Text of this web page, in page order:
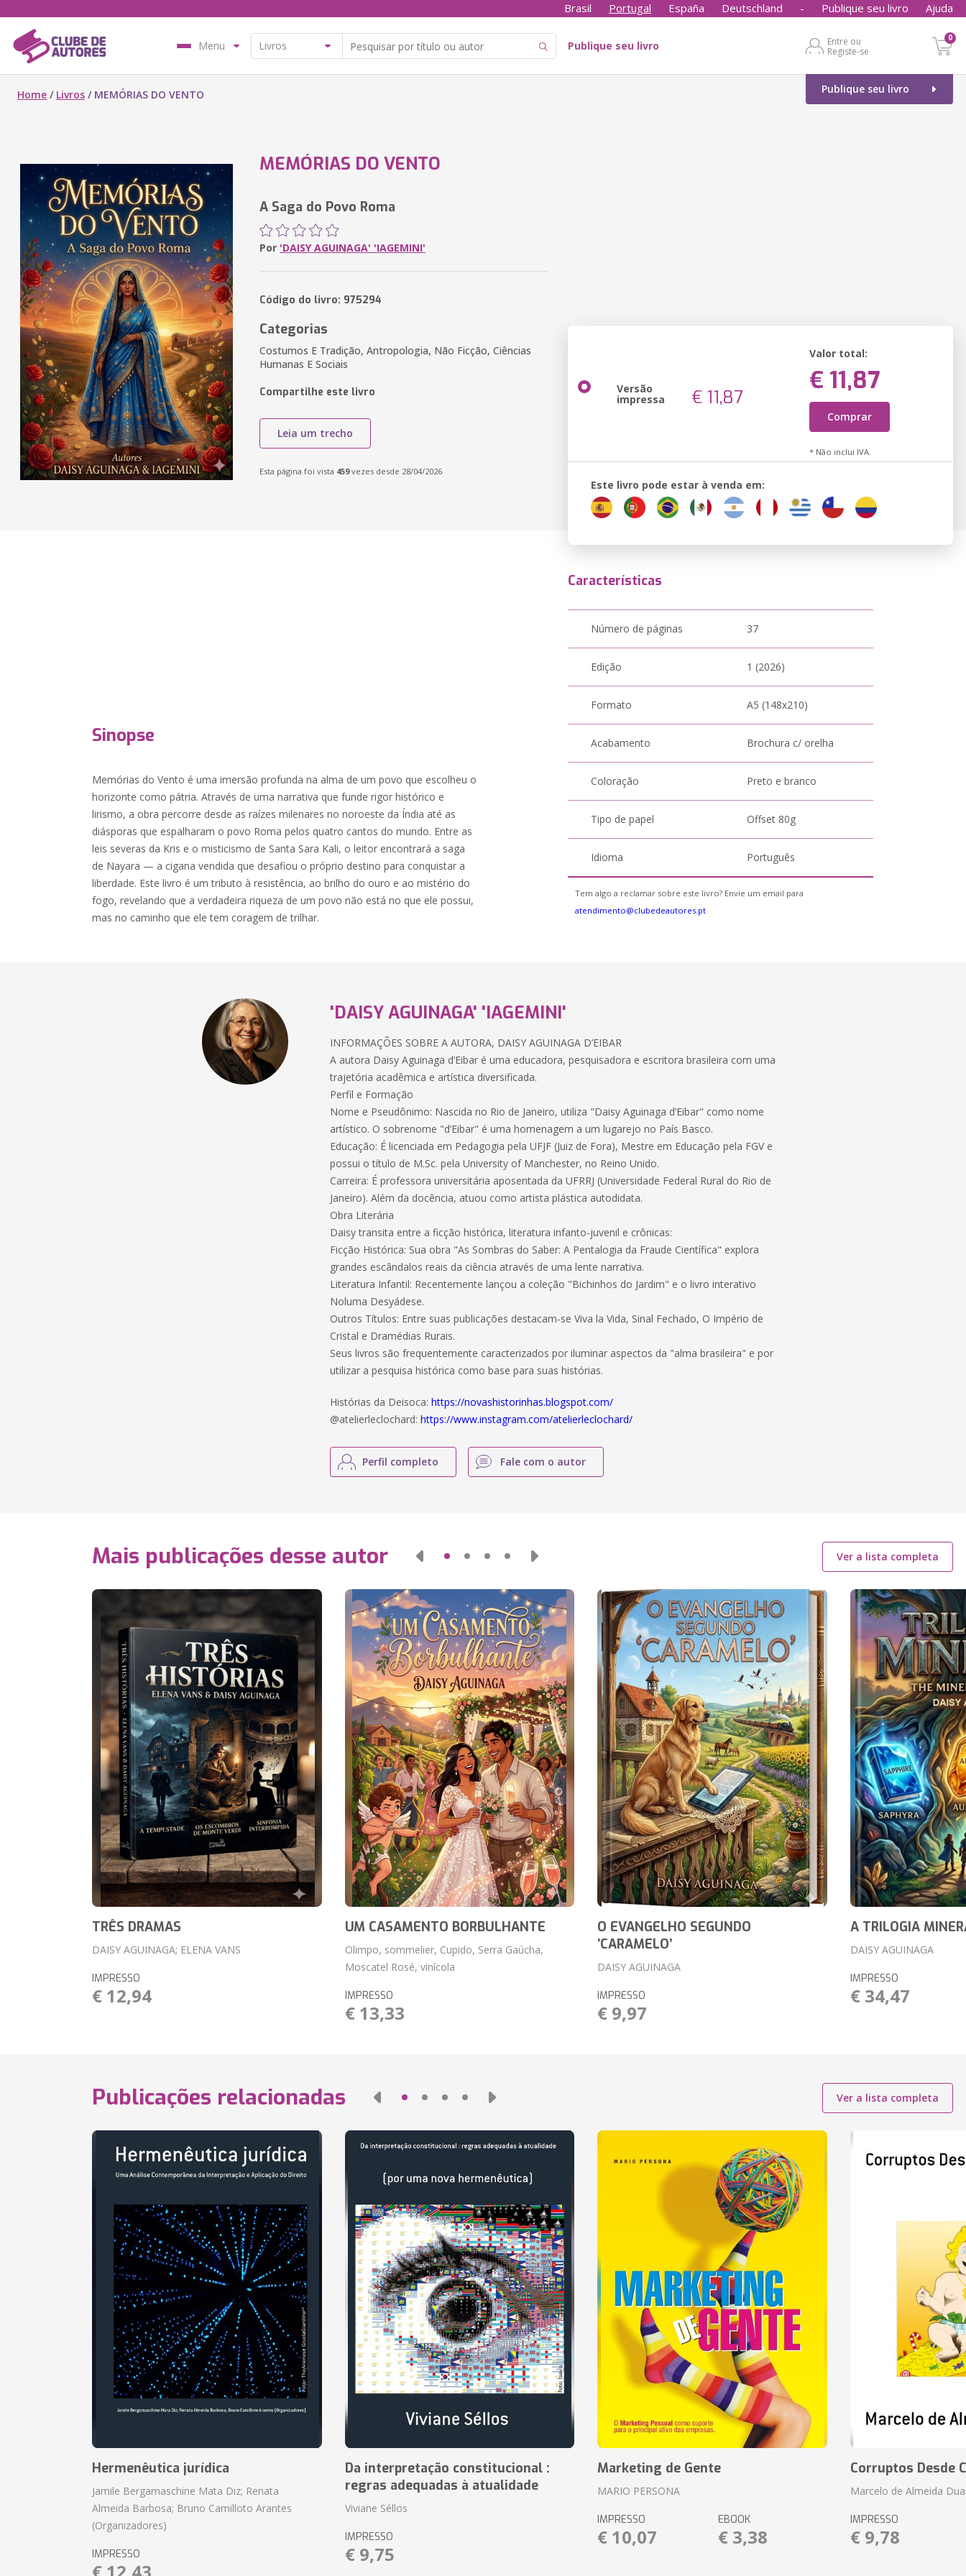
Brasil Portugal España Deutschland - Publique seu livro Ajuda
Menu Publique seu livro
Entre ou
Registe-se
0
Publique seu livro
Home / Livros / MEMÓRIAS DO VENTO
MEMÓRIAS DO VENTO
A Saga do Povo Roma
Por 'DAISY AGUINAGA' 'IAGEMINI'
Código do livro: 975294
Categorias
Costumos E Tradição, Antropologia, Não Ficção, Ciências
Humanas E Sociais
Compartilhe este livro
Leia um trecho
Esta página foi vista 459vezes desde 28/04/2026
Versão
impressa € 11,87
Valor total:
€ 11,87
Comprar
* Não inclui IVA.
Este livro pode estar à venda em:
Sinopse
Memórias do Vento é uma imersão profunda na alma de um povo que escolheu o
horizonte como pátria. Através de uma narrativa que funde rigor histórico e
lirismo, a obra percorre desde as raízes milenares no noroeste da Índia até as
diásporas que espalharam o povo Roma pelos quatro cantos do mundo. Entre as
leis severas da Kris e o misticismo de Santa Sara Kali, o leitor encontrará a saga
de Nayara — a cigana vendida que desafiou o próprio destino para conquistar a
liberdade. Este livro é um tributo à resistência, ao brilho do ouro e ao mistério do
fogo, revelando que a verdadeira riqueza de um povo não está no que ele possui,
mas no caminho que ele tem coragem de trilhar.
Características
Número de páginas 37
Edição 1 (2026)
Formato A5 (148x210)
Acabamento Brochura c/ orelha
Coloração Preto e branco
Tipo de papel Offset 80g
Idioma Português
Tem algo a reclamar sobre este livro? Envie um email para
atendimento@clubedeautores.pt
'DAISY AGUINAGA' 'IAGEMINI'
INFORMAÇÕES SOBRE A AUTORA, DAISY AGUINAGA D’EIBAR
A autora Daisy Aguinaga d’Eibar é uma educadora, pesquisadora e escritora brasileira com uma
trajetória acadêmica e artística diversificada.
Perfil e Formação
Nome e Pseudônimo: Nascida no Rio de Janeiro, utiliza "Daisy Aguinaga d’Eibar" como nome
artístico. O sobrenome "d’Eibar" é uma homenagem a um lugarejo no País Basco.
Educação: É licenciada em Pedagogia pela UFJF (Juiz de Fora), Mestre em Educação pela FGV e
possui o título de M.Sc. pela University of Manchester, no Reino Unido.
Carreira: É professora universitária aposentada da UFRRJ (Universidade Federal Rural do Rio de
Janeiro). Além da docência, atuou como artista plástica autodidata.
Obra Literária
Daisy transita entre a ficção histórica, literatura infanto-juvenil e crônicas:
Ficção Histórica: Sua obra "As Sombras do Saber: A Pentalogia da Fraude Científica" explora
grandes escândalos reais da ciência através de uma lente narrativa.
Literatura Infantil: Recentemente lançou a coleção "Bichinhos do Jardim" e o livro interativo
Noluma Desyádese.
Outros Títulos: Entre suas publicações destacam-se Viva la Vida, Sinal Fechado, O Império de
Cristal e Dramédias Rurais.
Seus livros são frequentemente caracterizados por iluminar aspectos da "alma brasileira" e por
utilizar a pesquisa histórica como base para suas histórias.
Histórias da Deisoca:https://novashistorinhas.blogspot.com/
@atelierleclochard:https://www.instagram.com/atelierleclochard/
Perfil completo Fale com o autor
Mais publicações desse autor Ver a lista completa
TRÊS DRAMAS
DAISY AGUINAGA; ELENA VANS
IMPRESSO
€ 12,94
UM CASAMENTO BORBULHANTE
Olimpo, sommelier, Cupido, Serra Gaúcha,
Moscatel Rosé, vinícola
IMPRESSO
€ 13,33
O EVANGELHO SEGUNDO
‘CARAMELO’
DAISY AGUINAGA
IMPRESSO
€ 9,97
A TRILOGIA
DAISY AGUINAGA
IMPRESSO
€ 34,47
Publicações relacionadas Ver a lista completa
Hermenêutica jurídica
Jamile Bergamaschine Mata Diz; Renata
Almeida Barbosa; Bruno Camilloto Arantes
(Organizadores)
IMPRESSO
Da interpretação constitucional :
regras adequadas à atualidade
Viviane Séllos
IMPRESSO
€ 9,75
Marketing de Gente
MARIO PERSONA
IMPRESSO
€ 10,07
EBOOK
€ 3,38
Corruptos Desde
Marcelo de Almeida
IMPRESSO
€ 9,78